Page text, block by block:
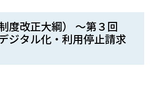
度改正大綱） 〜第３回
ジタル化・利用停止請求